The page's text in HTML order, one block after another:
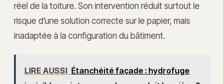
réel de la toiture. Son intervention réduit surtout le
risque d’une solution correcte sur le papier, mais
inadaptée à la configuration du bâtiment.
LIRE AUSSI Étanchéité façade : hydrofuge